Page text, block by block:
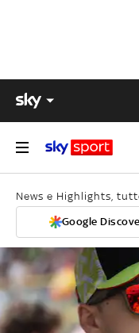
News e Highlights,
Google